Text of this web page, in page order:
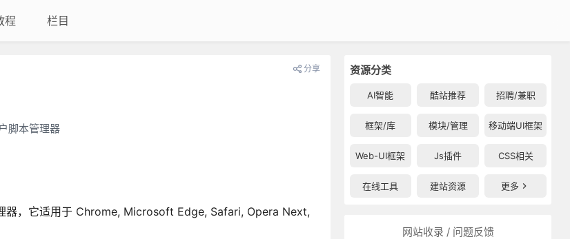
程 栏目
资源分类
AI智能 酷站推荐 招聘/兼职
框架/库 模块/管理 移动端UI框架
Web-UI框架 Js插件 CSS相关
在线工具 建站资源 更多
网站收录 / 问题反馈
分享
脚本管理器
器，它适用于 Chrome, Microsoft Edge, Safari, Opera Next,